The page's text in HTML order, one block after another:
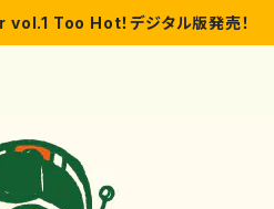
Too Hot！デジタル版発売！